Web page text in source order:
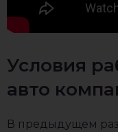
Условия
авто
В предыдущем